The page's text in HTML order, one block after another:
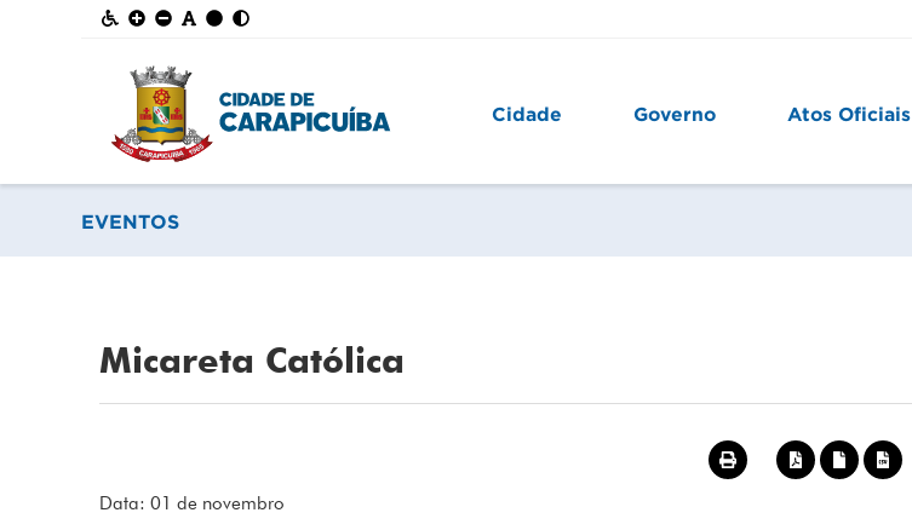
Cidade Governo Atos Oficiais
EVENTOS
Micareta Católica
Data: 01 de novembro